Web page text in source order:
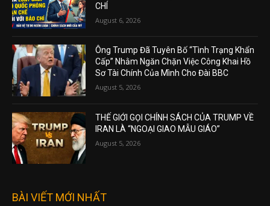
CHÍ
August 6, 2026
Ông Trump Đã Tuyên Bố “Tình Trạng Khẩn
Cấp” Nhằm Ngăn Chặn Việc Công Khai Hồ
Sơ Tài Chính Của Mình Cho Đài BBC
August 5, 2026
THẾ GIỚI GỌI CHÍNH SÁCH CỦA TRUMP VỀ
IRAN LÀ “NGOẠI GIAO MẪU GIÁO”
August 5, 2026
BÀI VIẾT MỚI NHẤT